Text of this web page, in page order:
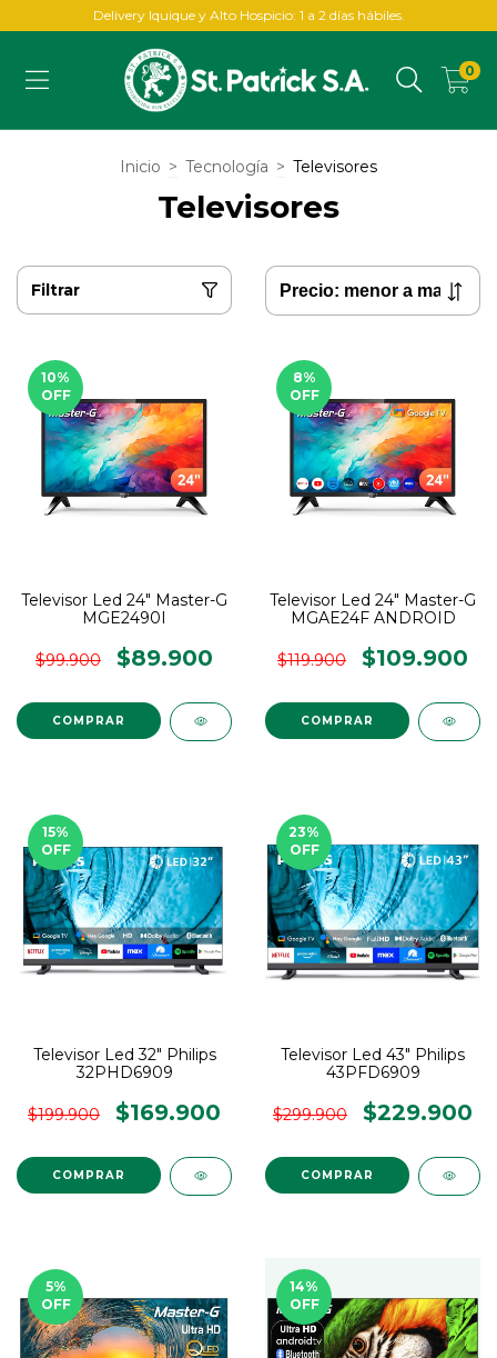
Delivery Iquique y Alto Hospicio: 1 a 2 días hábiles.
0
Inicio > Tecnología > Televisores
Televisores
Filtrar
10%
OFF
Televisor Led 24" Master-G
MGE2490I
$99.900 $89.900
8%
OFF
Televisor Led 24" Master-G
MGAE24F ANDROID
$119.900 $109.900
15%
OFF
Televisor Led 32" Philips
32PHD6909
$199.900 $169.900
23%
OFF
Televisor Led 43" Philips
43PFD6909
$299.900 $229.900
5%
OFF
14%
OFF